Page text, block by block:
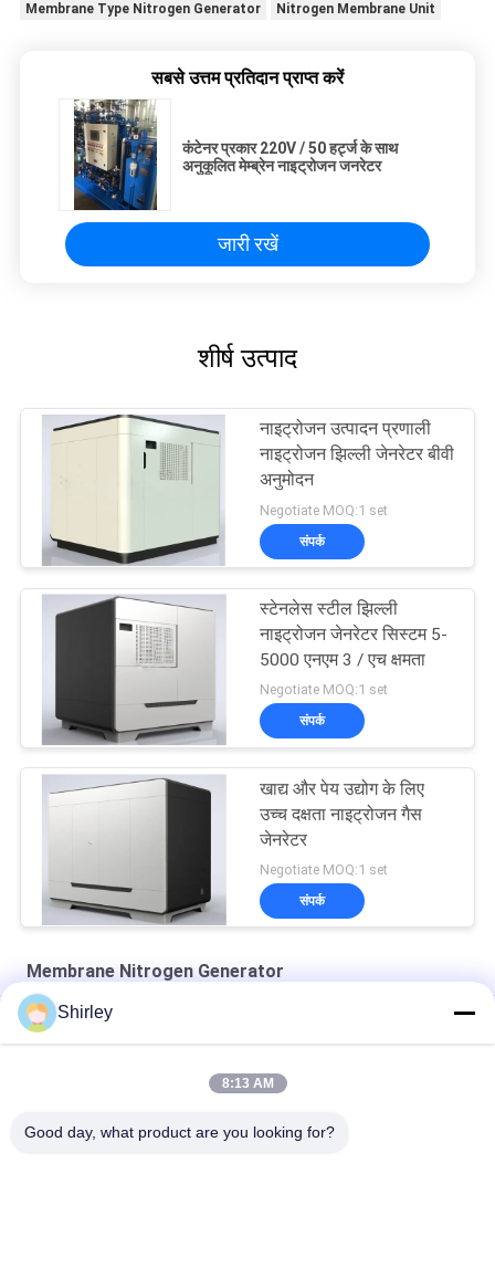
Membrane Type Nitrogen Generator
Nitrogen Membrane Unit
सबसे उत्तम प्रतिदान प्राप्त करें
कंटेनर प्रकार 220V / 50 हर्ट्ज के साथ
अनुकूलित मेम्ब्रेन नाइट्रोजन जनरेटर
जारी रखें
शीर्ष उत्पाद
नाइट्रोजन उत्पादन प्रणाली
नाइट्रोजन झिल्ली जेनरेटर बीवी
अनुमोदन
Negotiate MOQ:1 set
संपर्क
स्टेनलेस स्टील झिल्ली
नाइट्रोजन जेनरेटर सिस्टम 5-
5000 एनएम 3 / एच क्षमता
Negotiate MOQ:1 set
संपर्क
खाद्य और पेय उद्योग के लिए
उच्च दक्षता नाइट्रोजन गैस
जेनरेटर
Negotiate MOQ:1 set
संपर्क
Membrane Nitrogen Generator
झिल्ली नाइट्रोजन जेनरेटर शुद्धता 99% समुद्री उद्योग बीवी सीसीएस टीएस प्रमाणन
Shirley
8:13 AM
Good day, what product are you looking for?